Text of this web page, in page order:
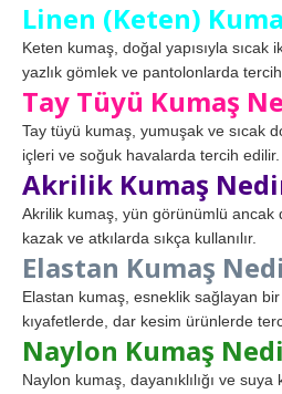
Linen (Keten)
Keten kumaş, doğal yapısıyla
yazlık gömlek ve pantolonlarda
Tay Tüyü Kumaş
Tay tüyü kumaş, yumuşak ve sıcak
içleri ve soğuk havalarda tercih edilir.
Akrilik Kumaş
Akrilik kumaş, yün görünümlü ancak
kazak ve atkılarda sıkça kullanılır.
Elastan Kumaş
Elastan kumaş, esneklik sağlayan
kıyafetlerde, dar kesim ürünlerde
Naylon Kumaş
Naylon kumaş, dayanıklılığı ve suya